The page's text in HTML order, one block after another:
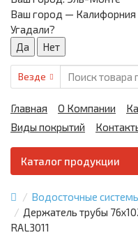
Ваш город — Калифорния
Угадали?
Везде
Главная О Компании
Виды покрытий
Каталог продукции
Водосточные
Держатель трубы
RAL3011